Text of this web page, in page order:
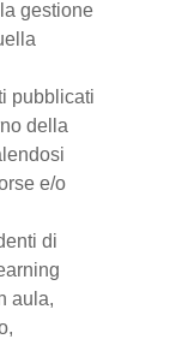
gestione
pubblicati
della
e/o
di
aula,